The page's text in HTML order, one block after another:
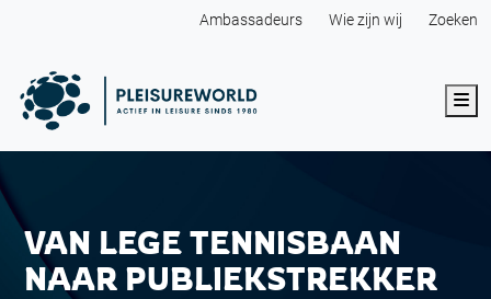
Ambassadeurs Wie zijn wij Zoeken
VAN LEGE TENNISBAAN
NAAR PUBLIEKSTREKKER